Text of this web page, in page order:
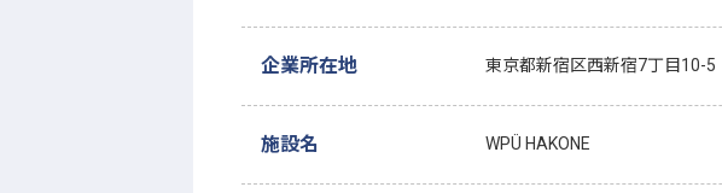
企業所在地 東京都新宿区西新宿7丁目10-5
施設名 WPÜ HAKONE